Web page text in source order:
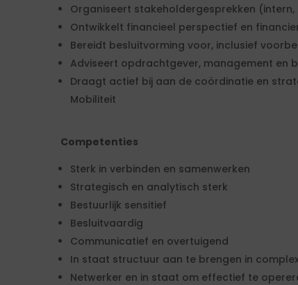
Organiseert stakeholdergesprekken
Ontwikkelt financieel perspectief en
Bereidt besluitvorming voor, inclusief
Adviseert opdrachtgever, management en
Draagt actief bij aan de coördinatie en
Mobiliteit
Competenties
Sterk in verbinden en samenwerken
Strategisch en analytisch sterk
Bestuurlijk sensitief
Besluitvaardig
Communicatief en overtuigend
In staat structuur aan te brengen in
Netwerker en in staat om effectief te